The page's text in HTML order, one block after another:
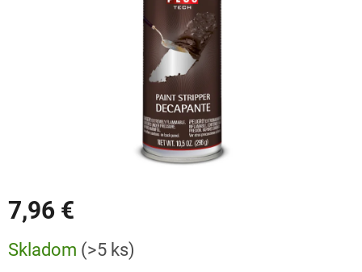
7,96 €
cena:
Skladom (>5 ks)